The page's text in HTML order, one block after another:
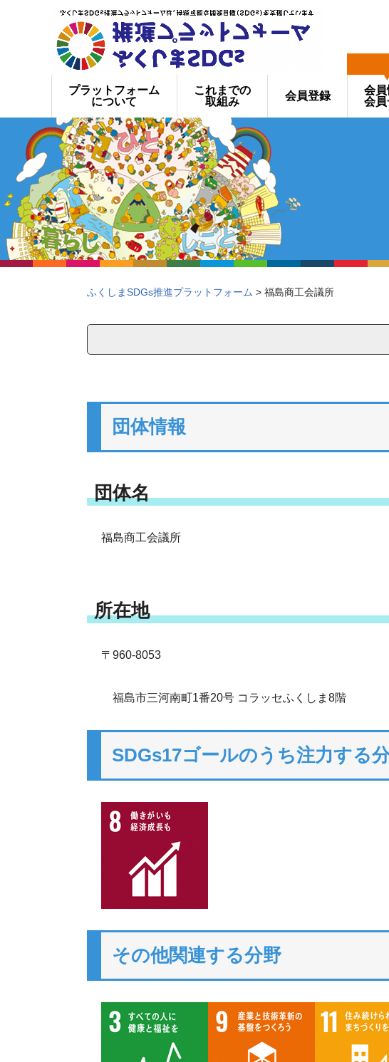
プラットフォーム
について
これまでの
取組み
会員登録
会員
会
ふくしまSDGs推進プラットフォーム > 福島商工会議所
団体情報
団体名
福島商工会議所
所在地
〒960-8053
福島市三河南町1番20号 コラッセふくしま8階
SDGs17ゴールのうち注力する
その他関連する分野